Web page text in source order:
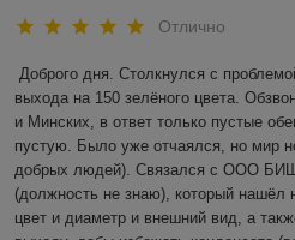
Отлично
Доброго дня. Столкнулся с
выхода на 150 зелёного цвета.
и Минских, в ответ только пустые
пустую. Было уже отчаялся, но мир
добрых людей). Связался с ООО
(должность не знаю), который нашёл
цвет и диаметр и внешний вид, а